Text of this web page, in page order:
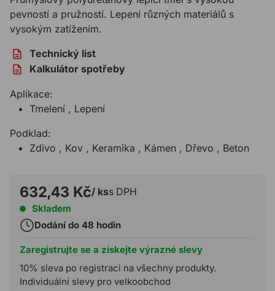
pevností a pružností. Lepení různých materiálů s
vysokým zatížením.
Technický list
Kalkulátor spotřeby
Aplikace:
Tmelení , Lepení
Podklad:
Zdivo , Kov , Keramika , Kámen , Dřevo , Beton
632,43 Kč/ kss DPH
Skladem
Dodání do 48 hodin
Zaregistrujte se a získejte výrazné slevy
10% sleva po registraci na všechny produkty.
Individuální slevy pro velkoobchod